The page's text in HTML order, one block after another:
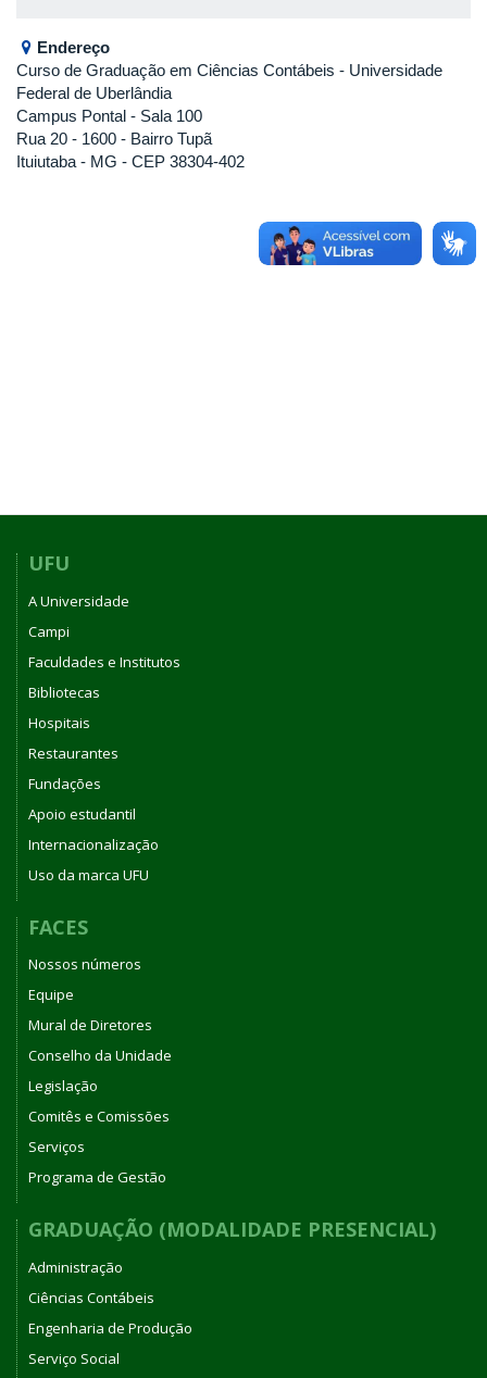
Endereço
Curso de Graduação em Ciências Contábeis - Universidade
Federal de Uberlândia
Campus Pontal - Sala 100
Rua 20 - 1600 - Bairro Tupã
Ituiutaba - MG - CEP 38304-402
UFU
A Universidade
Campi
Faculdades e Institutos
Bibliotecas
Hospitais
Restaurantes
Fundações
Apoio estudantil
Internacionalização
Uso da marca UFU
FACES
Nossos números
Equipe
Mural de Diretores
Conselho da Unidade
Legislação
Comitês e Comissões
Serviços
Programa de Gestão
GRADUAÇÃO (MODALIDADE PRESENCIAL)
Administração
Ciências Contábeis
Engenharia de Produção
Serviço Social